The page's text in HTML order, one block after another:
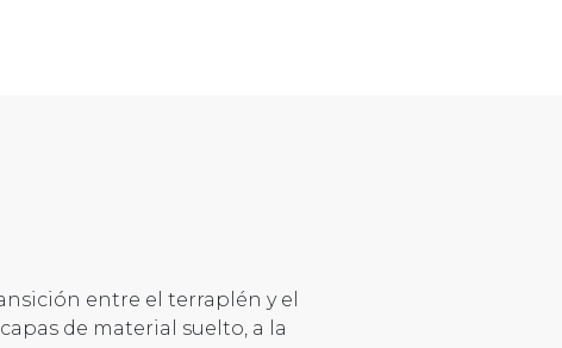
entre el terraplén y el
de material suelto, a la